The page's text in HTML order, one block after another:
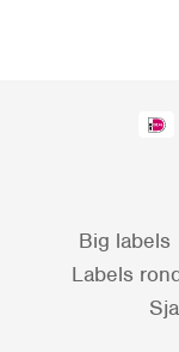
Big labels
Labels